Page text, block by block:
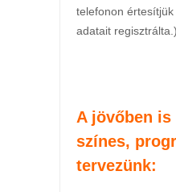
telefonon
adatait regisztrálta.)
A jövőben is
színes,
tervezünk: